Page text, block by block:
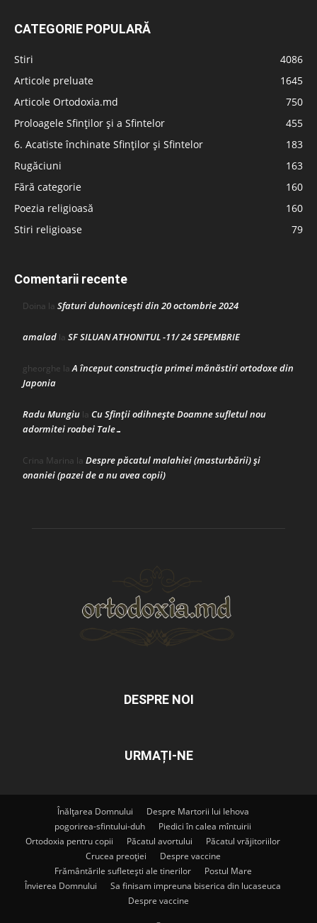
CATEGORIE POPULARĂ
Stiri
4086
Articole preluate
1645
Articole Ortodoxia.md
750
Proloagele Sfinților și a Sfintelor
455
6. Acatiste închinate Sfinților și Sfintelor
183
Rugăciuni
163
Fără categorie
160
Poezia religioasă
160
Stiri religioase
79
Comentarii recente
Doina la Sfaturi duhovnicești din 20 octombrie 2024
amalad la SF SILUAN ATHONITUL -11/ 24 SEPEMBRIE
gheorghe laA început construcţia primei mănăstiri ortodoxe din
Japonia
Radu Mungiu la Cu Sfinții odihnește Doamne sufletul nou
adormitei roabei Tale…
Crina Marina la Despre păcatul malahiei (masturbării) şi
onaniei (pazei de a nu avea copii)
DESPRE NOI
URMAȚI-NE
Înălțarea Domnului
Despre Martorii lui Iehova
pogorirea-sfintului-duh
Piedici în calea mîntuirii
Ortodoxia pentru copii
Păcatul avortului
Păcatul vrăjitoriilor
Crucea preoției
Despre vaccine
Frământările sufletești ale tinerilor
Postul Mare
Învierea Domnului
Sa finisam impreuna biserica din lucaseuca
Despre vaccine